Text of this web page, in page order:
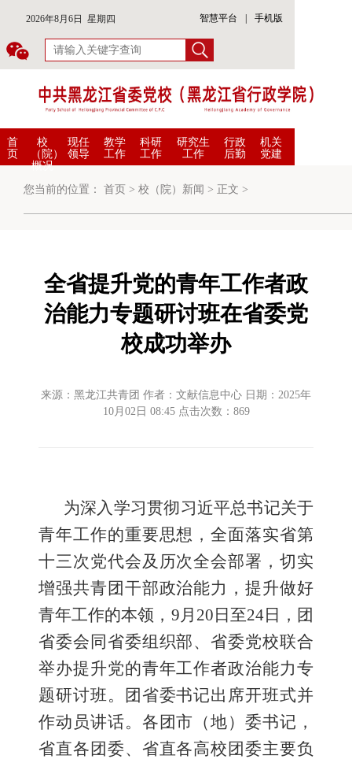
2026年8月6日 星期四 智慧平台 手机版
首
页
校
（院）
概况
现任
领导
教学
工作
科研
工作
研究生
工作
行政
后勤
机关
党建
您当前的位置： 首页 > 校（院）新闻 > 正文 >
全省提升党的青年工作者政
治能力专题研讨班在省委党
校成功举办
来源：黑龙江共青团 作者：文献信息中心 日期：2025年
10月02日 08:45 点击次数： 869
为深入学习贯彻习近平总书记关于
青年工作的重要思想，全面落实省第
十三次党代会及历次全会部署，切实
增强共青团干部政治能力，提升做好
青年工作的本领，9月20日至24日，团
省委会同省委组织部、省委党校联合
举办提升党的青年工作者政治能力专
题研讨班。团省委书记出席开班式并
作动员讲话。各团市（地）委书记，
省直各团委、省直各高校团委主要负